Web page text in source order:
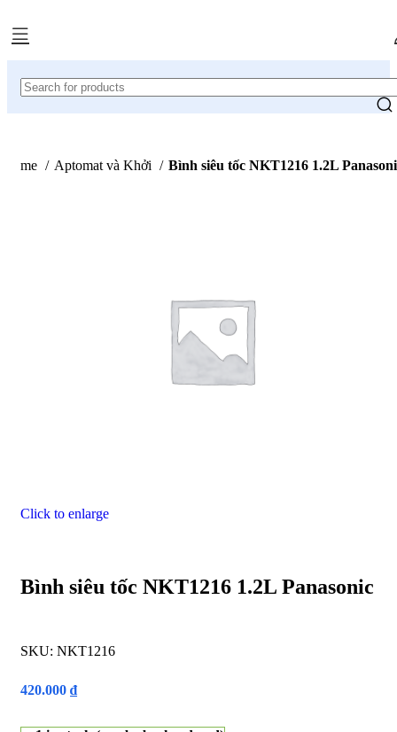
Home Aptomat và Khởi Bình siêu tốc NKT1216 1.2L
Click to enlarge
Bình siêu tốc NKT1216 1.2L Panasonic
SKU: NKT1216
420.000 ₫